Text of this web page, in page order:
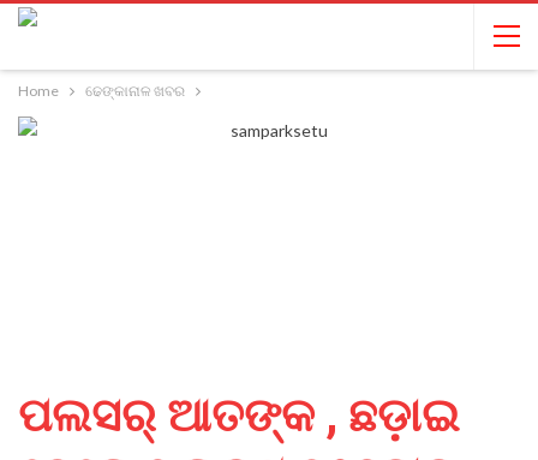
Home ଢେଙ୍କାନାଳ ଖବର
ପଲସର୍ ଆତଙ୍କ , ଛଡ଼ାଇ